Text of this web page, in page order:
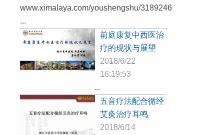
www.ximalaya.com/youshengshu/31892467/
...
前庭康复中西医治
疗的现状与展望
2018/6/22
16:19:53
...
五音疗法配合循经
艾灸治疗耳鸣
2018/6/14